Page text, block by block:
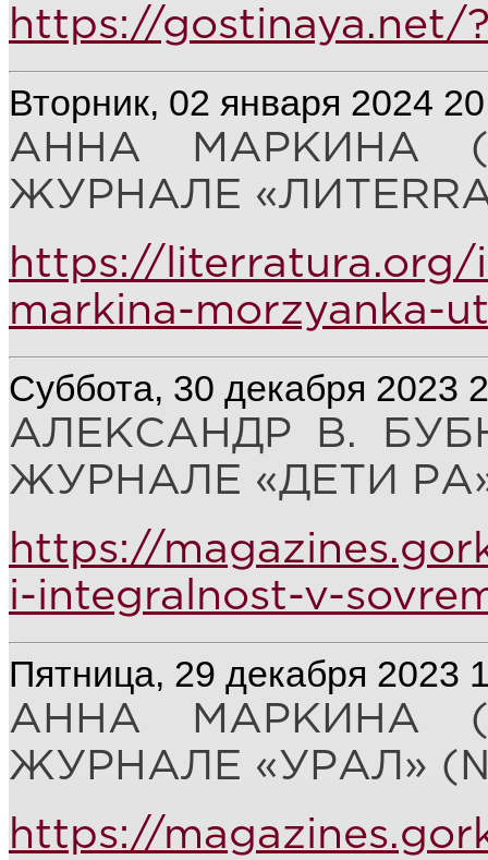
https://gostinaya.net/
Вторник, 02 января 2024
АННА МАРКИНА
ЖУРНАЛЕ
https://literratura.org/
markina-morzyanka-
Суббота, 30 декабря 2023
АЛЕКСАНДР В.
ЖУРНАЛЕ «ДЕТИ
https://
i-integralnost-v-
Пятница, 29 декабря 2023
АННА МАРКИНА
ЖУРНАЛЕ «УРАЛ» (№
https://